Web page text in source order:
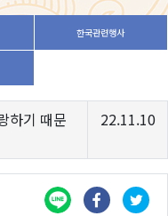
한국관련행사
하기 때문
22.11.10